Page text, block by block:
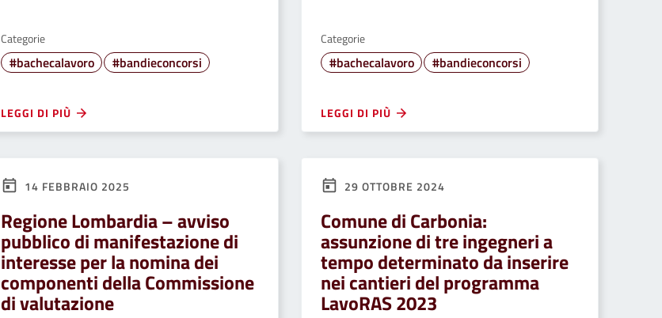
Categorie
#bachecalavoro #bandieconcorsi
LEGGI DI PIÙ
Categorie
#bachecalavoro #bandieconcorsi
LEGGI DI PIÙ
14 FEBBRAIO 2025
Regione Lombardia – avviso
pubblico di manifestazione di
interesse per la nomina dei
componenti della Commissione
di valutazione
29 OTTOBRE 2024
Comune di Carbonia:
assunzione di tre ingegneri a
tempo determinato da inserire
nei cantieri del programma
LavoRAS 2023